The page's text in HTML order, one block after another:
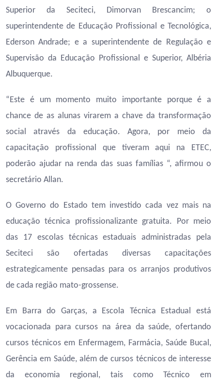
Superior da Seciteci, Dimorvan Brescancim; o
superintendente de Educação Profissional e Tecnológica,
Ederson Andrade; e a superintendente de Regulação e
Supervisão da Educação Profissional e Superior, Albéria
Albuquerque.
“Este é um momento muito importante porque é a
chance de as alunas virarem a chave da transformação
social através da educação. Agora, por meio da
capacitação profissional que tiveram aqui na ETEC,
poderão ajudar na renda das suas famílias “, afirmou o
secretário Allan.
O Governo do Estado tem investido cada vez mais na
educação técnica profissionalizante gratuita. Por meio
das 17 escolas técnicas estaduais administradas pela
Seciteci são ofertadas diversas capacitações
estrategicamente pensadas para os arranjos produtivos
de cada região mato-grossense.
Em Barra do Garças, a Escola Técnica Estadual está
vocacionada para cursos na área da saúde, ofertando
cursos técnicos em Enfermagem, Farmácia, Saúde Bucal,
Gerência em Saúde, além de cursos técnicos de interesse
da economia regional, tais como Técnico em